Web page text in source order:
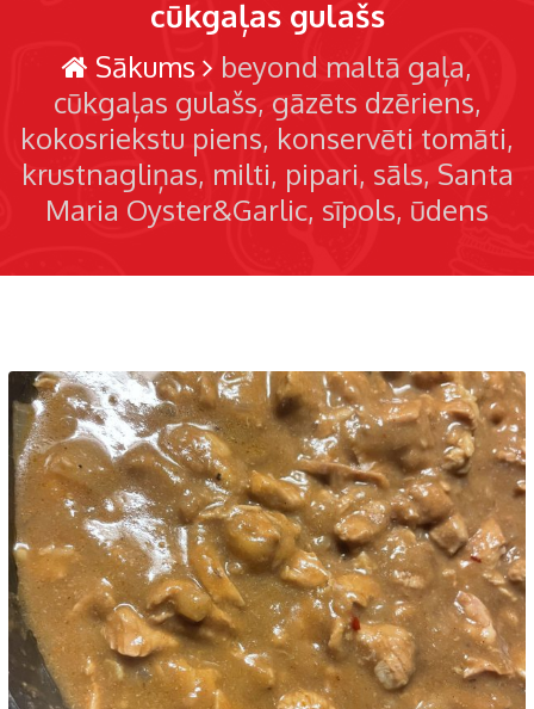
cūkgaļas gulašs
Sākums
beyond maltā gaļa
cūkgaļas gulašs gāzēts dzēriens
kokosriekstu piens konservēti tomāti
krustnagliņas milti pipari sāls Santa
Maria Oyster&Garlic sīpols ūdens